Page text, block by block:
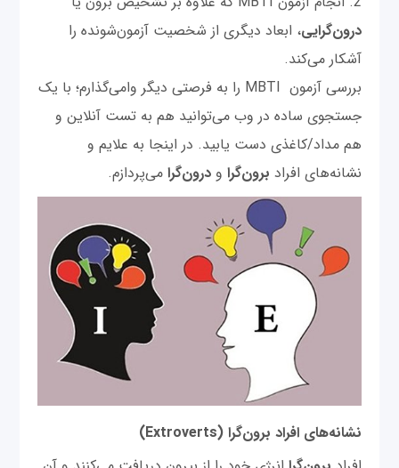
درون‌گرایی، ابعاد دیگری از شخصیت آزمون‌شونده را
آشکار می‌کند.
بررسی آزمون MBTI را به فرصتی دیگر وامی‌گذارم؛ با یک
جستجوی ساده در وب می‌توانید هم به تست آنلاین و
هم مداد/کاغذی دست یابید. در اینجا به علایم و
نشانه‌های افراد برون‌گرا ودرون‌گرامی‌پردازم.
نشانه‌های افراد برون‌گرا (Extroverts)